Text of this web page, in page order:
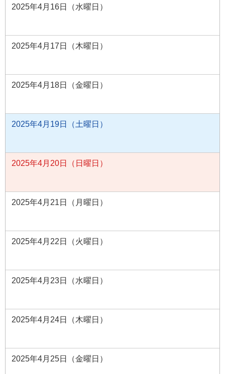
2025年4月16日（水曜日）
2025年4月17日（木曜日）
2025年4月18日（金曜日）
2025年4月19日（土曜日）
2025年4月20日（日曜日）
2025年4月21日（月曜日）
2025年4月22日（火曜日）
2025年4月23日（水曜日）
2025年4月24日（木曜日）
2025年4月25日（金曜日）